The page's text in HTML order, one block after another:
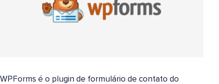
WPForms é o plugin de formulário de contato do